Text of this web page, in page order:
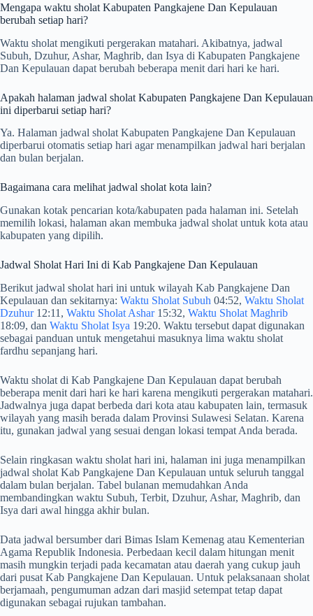
Mengapa waktu sholat Kabupaten Pangkajene Dan Kepulauan
berubah setiap hari?
Waktu sholat mengikuti pergerakan matahari. Akibatnya, jadwal
Subuh, Dzuhur, Ashar, Maghrib, dan Isya di Kabupaten Pangkajene
Dan Kepulauan dapat berubah beberapa menit dari hari ke hari.
Apakah halaman jadwal sholat Kabupaten Pangkajene Dan Kepulauan
ini diperbarui setiap hari?
Ya. Halaman jadwal sholat Kabupaten Pangkajene Dan Kepulauan
diperbarui otomatis setiap hari agar menampilkan jadwal hari berjalan
dan bulan berjalan.
Bagaimana cara melihat jadwal sholat kota lain?
Gunakan kotak pencarian kota/kabupaten pada halaman ini. Setelah
memilih lokasi, halaman akan membuka jadwal sholat untuk kota atau
kabupaten yang dipilih.
Jadwal Sholat Hari Ini di Kab Pangkajene Dan Kepulauan
Berikut jadwal sholat hari ini untuk wilayah Kab Pangkajene Dan
Kepulauan dan sekitarnya: Waktu Sholat Subuh 04:52, Waktu Sholat
Dzuhur12:11, Waktu Sholat Ashar15:32, Waktu Sholat Maghrib
18:09, dan Waktu Sholat Isya 19:20. Waktu tersebut dapat digunakan
sebagai panduan untuk mengetahui masuknya lima waktu sholat
fardhu sepanjang hari.
Waktu sholat di Kab Pangkajene Dan Kepulauan dapat berubah
beberapa menit dari hari ke hari karena mengikuti pergerakan matahari.
Jadwalnya juga dapat berbeda dari kota atau kabupaten lain, termasuk
wilayah yang masih berada dalam Provinsi Sulawesi Selatan. Karena
itu, gunakan jadwal yang sesuai dengan lokasi tempat Anda berada.
Selain ringkasan waktu sholat hari ini, halaman ini juga menampilkan
jadwal sholat Kab Pangkajene Dan Kepulauan untuk seluruh tanggal
dalam bulan berjalan. Tabel bulanan memudahkan Anda
membandingkan waktu Subuh, Terbit, Dzuhur, Ashar, Maghrib, dan
Isya dari awal hingga akhir bulan.
Data jadwal bersumber dari Bimas Islam Kemenag atau Kementerian
Agama Republik Indonesia. Perbedaan kecil dalam hitungan menit
masih mungkin terjadi pada kecamatan atau daerah yang cukup jauh
dari pusat Kab Pangkajene Dan Kepulauan. Untuk pelaksanaan sholat
berjamaah, pengumuman adzan dari masjid setempat tetap dapat
digunakan sebagai rujukan tambahan.